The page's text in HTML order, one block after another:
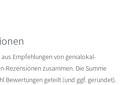
Empfehlungen von genialokal-
Rezensionen zusammen. Die Summe
Bewertungen geteilt (und ggf. gerundet).